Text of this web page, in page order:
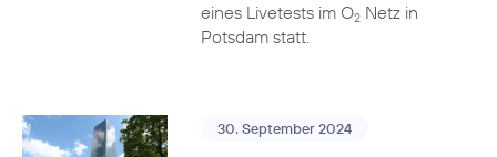
eines Livetests im O2Netz in
Potsdam statt.
30. September 2024